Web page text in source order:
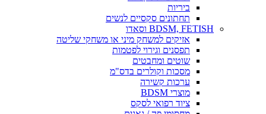
ביריות
תחתונים סקסיים לנשים
BDSM, FETISH וסאדו
אזיקים למשחק מיני או משחקי שליטה
תפסנים וגירוי לפטמות
שוטים ומחבטים
מסכות וקולרים בדס"מ
ערכות קשירה
מוצרי BDSM
ציוד רפואי לסקס